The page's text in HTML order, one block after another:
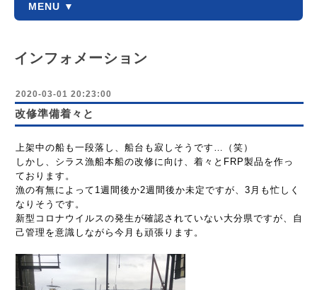
MENU ▼
インフォメーション
2020-03-01 20:23:00
改修準備着々と
上架中の船も一段落し、船台も寂しそうです…（笑）
しかし、シラス漁船本船の改修に向け、着々とFRP製品を作っ
ております。
漁の有無によって1週間後か2週間後か未定ですが、3月も忙しく
なりそうです。
新型コロナウイルスの発生が確認されていない大分県ですが、自
己管理を意識しながら今月も頑張ります。